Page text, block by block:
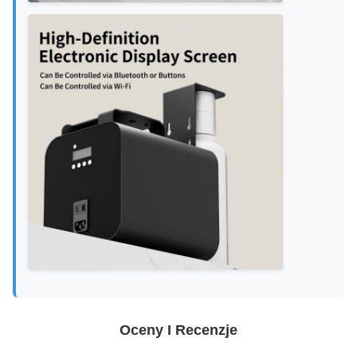
Oceny I Recenzje